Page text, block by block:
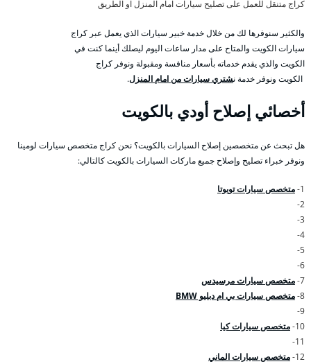
كراج متنقل للعمل على تصليح سيارات امام المنزل او الطريق
والكثير سنوفرها لك من خلال خدمة خبير سيارات الذي يعمل عبر كراج
سيارات الكويت والمتاح على مدار ساعات اليوم ليصلك أينما كنت في
الكويت والذي يقدم خدماته بأسعار منافسة ومقبولة ونوفر كراج
الكويت ونوفر خدمة نشتري سيارات من امام المنزل.
أخصائي إصلاح أودي بالكويت
هل تبحث عن متخصصين إصلاح السيارات بالكويت؟ نحن كراج متخصص سيارات لومينا
ونوفر خبراء تصليح وإصلاح جميع ماركات السيارات بالكويت كالتالي:
1- متخصص سيارات تويوتا
2-
3-
4-
5-
6-
7- متخصص سيارات مرسيدس
8- متخصص سيارات بي ام دبليو BMW
9-
10- متخصص سيارات كيا
11-
12- متخصص سيارات الماني